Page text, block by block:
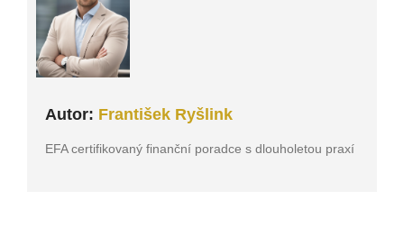
Autor: František Ryšlink
EFA certifikovaný finanční poradce s dlouholetou praxí